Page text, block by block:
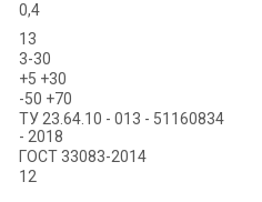
0,4
13
3-30
+5 +30
-50 +70
ТУ 23.64.10 - 013 - 51160834
- 2018
ГОСТ 33083-2014
12